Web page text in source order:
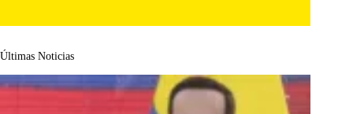
Últimas Noticias